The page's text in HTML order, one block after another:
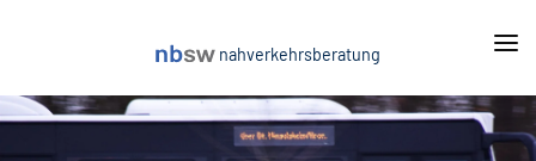
nahverkehrsberatung
Leistungen